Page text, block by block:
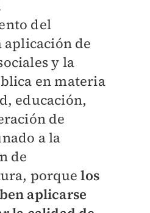
del
de
y la
en materia
educación,
de
a la
de
porquelos
aplicarse